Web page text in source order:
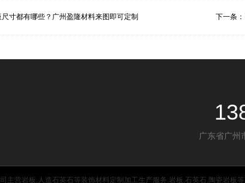
寸都有哪些？广州盈隆材料来图即可定制 下一条：
广东省广州
主营岩板,人造石英石等装饰材料定制加工生产服务.岩板,石英石,陶瓷岩